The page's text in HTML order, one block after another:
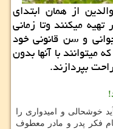
از همان ابتدای
تهیه میکنند وتا زمانی
و سن قانونی خود
میتوانند با آنها بدون
بپردازند.
خوشحالی و امیدواری را
فکر پدر و مادر معطوف